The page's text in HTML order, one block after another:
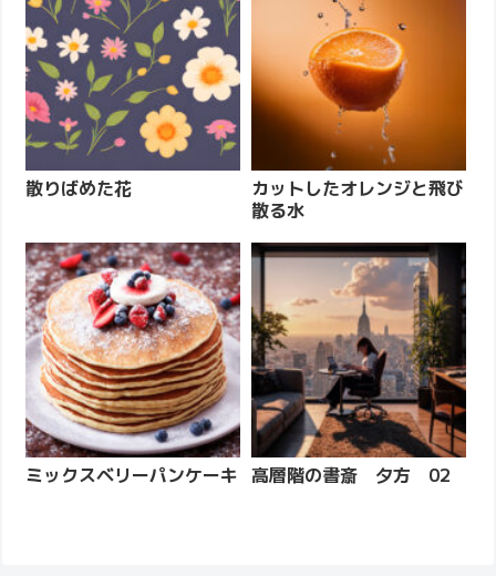
散りばめた花
カットしたオレンジと飛び
散る水
ミックスベリーパンケーキ 高層階の書斎 夕方 02